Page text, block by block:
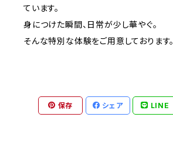
ています。
身につけた瞬間、日常が少し華やぐ。
そんな特別な体験をご用意しております。
保存 シェア LINE